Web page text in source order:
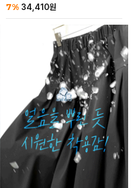
7% 34,410원